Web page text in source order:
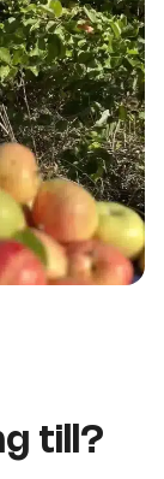
till?